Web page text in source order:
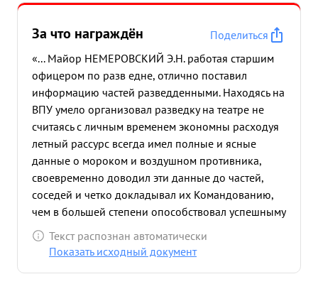
За что награждён
Поделиться
«... Майор НЕМЕРОВСКИЙ Э.Н. работая старшим
офицером по разв едне, отлично поставил
информацию частей разведденными. Находясь на
ВПУ умело организовал разведку на театре не
считаясь с личным временем экономны расходуя
летный рассурс всегда имел полные и ясные
данные о мороком и воздушном противника,
своевременно доводил эти данные до частей,
соседей и четко докладывал их Командованию,
чем в большей степени опособствовал успешныму
действиям ВВС ЧФ в деле разгрома противника.
...»
Текст распознан автоматически
Показать исходный документ